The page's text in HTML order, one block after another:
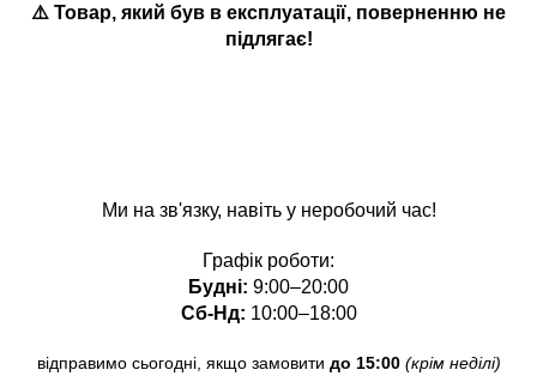
⚠️ Товар, який був в експлуатації, поверненню не
підлягає!
Ми на зв'язку, навіть у неробочий час!
Графік роботи:
Будні: 9:00–20:00
Сб-Нд: 10:00–18:00
відправимо сьогодні, якщо замовити до 15:00 (крім неділі)